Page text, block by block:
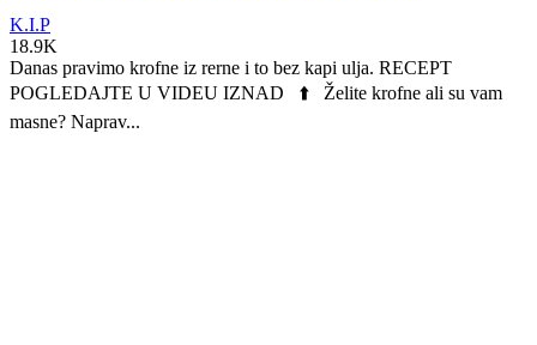
K.I.P
18.9K
Danas pravimo krofne iz rerne i to bez kapi ulja. RECEPT
POGLEDAJTE U VIDEU IZNAD ⬆️ Želite krofne ali su vam
masne? Naprav...